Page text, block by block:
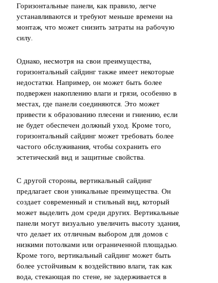
Горизонтальные панели, как правило, легче
устанавливаются и требуют меньше времени на
монтаж, что может снизить затраты на рабочую
силу.
Однако, несмотря на свои преимущества,
горизонтальный сайдинг также имеет некоторые
недостатки. Например, он может быть более
подвержен накоплению влаги и грязи, особенно в
местах, где панели соединяются. Это может
привести к образованию плесени и гниению, если
не будет обеспечен должный уход. Кроме того,
горизонтальный сайдинг может требовать более
частого обслуживания, чтобы сохранить его
эстетический вид и защитные свойства.
С другой стороны, вертикальный сайдинг
предлагает свои уникальные преимущества. Он
создает современный и стильный вид, который
может выделить дом среди других. Вертикальные
панели могут визуально увеличить высоту здания,
что делает их отличным выбором для домов с
низкими потолками или ограниченной площадью.
Кроме того, вертикальный сайдинг может быть
более устойчивым к воздействию влаги, так как
вода, стекающая по стене, не задерживается в